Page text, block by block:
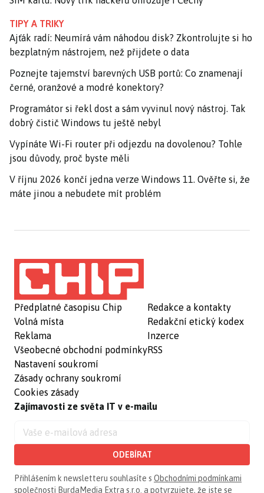
TIPY A TRIKY
Ajťák radí: Neumírá vám náhodou disk? Zkontrolujte si ho
bezplatným nástrojem, než přijdete o data
Poznejte tajemství barevných USB portů: Co znamenají
černé, oranžové a modré konektory?
Programátor si řekl dost a sám vyvinul nový nástroj. Tak
dobrý čistič Windows tu ještě nebyl
Vypínáte Wi-Fi router při odjezdu na dovolenou? Tohle
jsou důvody, proč byste měli
V říjnu 2026 končí jedna verze Windows 11. Ověřte si, že
máte jinou a nebudete mít problém
Předplatné časopisu Chip
Volná místa
Reklama
Všeobecné obchodní podmínky
Nastavení soukromí
Zásady ochrany soukromí
Cookies zásady
Redakce a kontakty
Redakční etický kodex
Inzerce
RSS
Zajímavosti ze světa IT v e-mailu
ODEBÍRAT
Přihlášením k newsletteru souhlasíte s Obchodními podmínkami
společnosti BurdaMedia Extra s.r.o. a potvrzujete, že jste se